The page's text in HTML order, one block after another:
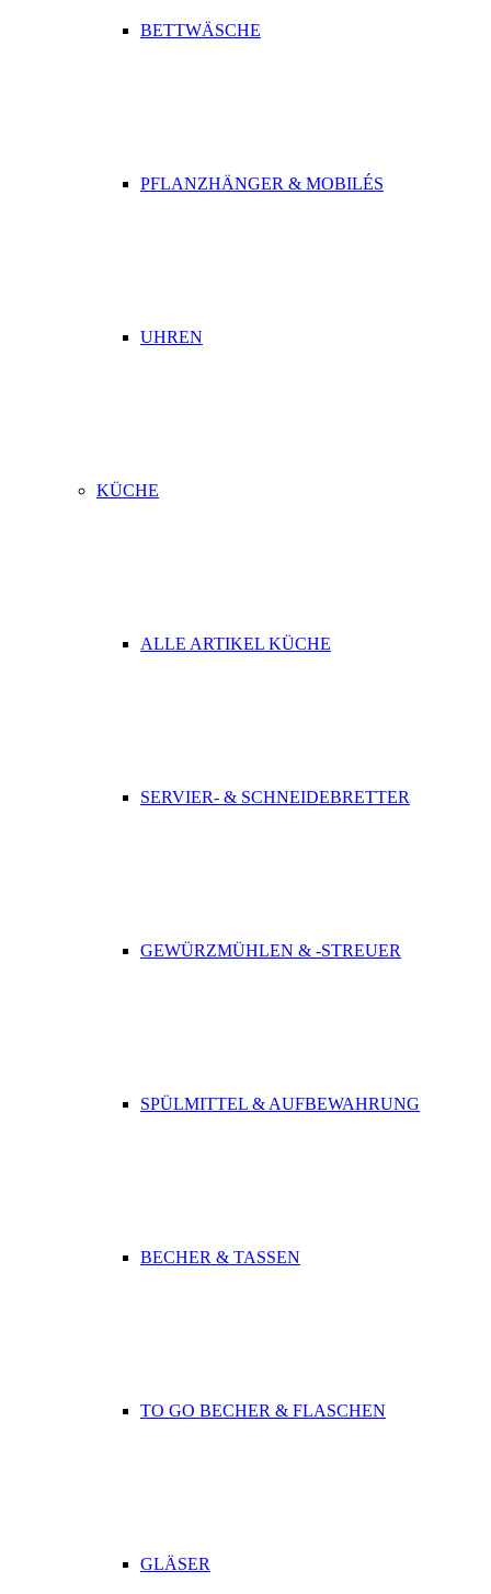
BETTWÄSCHE
PFLANZHÄNGER & MOBILÉS
UHREN
KÜCHE
ALLE ARTIKEL KÜCHE
SERVIER- & SCHNEIDEBRETTER
GEWÜRZMÜHLEN & -STREUER
SPÜLMITTEL & AUFBEWAHRUNG
BECHER & TASSEN
TO GO BECHER & FLASCHEN
GLÄSER